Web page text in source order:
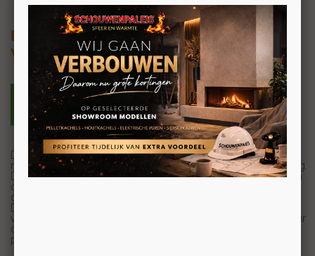
EK63 Yung130++
Vrijstaande pelletkachel 12kW
De Yung130++ van EK63 is een luchtdichte pelletkachel
met ronde vormen wat zorgt voor een speelse uitstraling.
Deze kachel brengt veel gemakken met zich mee, zo kan
de kachel met wifi worden verbonden en kunt u
daardoor de kachel via een app eenvoudig bedienen.
Daarnaast kunt u de Yung130++ volledig instellen met de
week/uurprogrammering, zo hoeft u bijna niet meer naar
de instellingen om te kijken en heerlijk genieten van een
prachtig vlammenspel!